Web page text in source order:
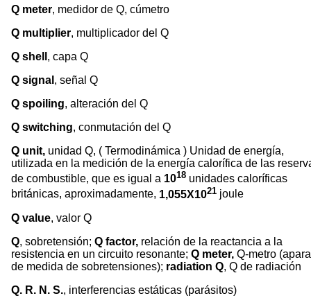
Q meter, medidor de Q, cúmetro
Q multiplier, multiplicador del Q
Q shell , capa Q
Q signal , señal Q
Q spoiling, alteración del Q
Q switching, conmutación del Q
Q unit, unidad Q, ( Termodinámica ) Unidad de energía,
utilizada en la medición de la energía calorífica de las
de combustible, que es igual a 1018 unidades caloríficas
británicas, aproximadamente, 1,055X1021 joule
Q value, valor Q
Q, sobretensión; Q factor, relación de la reactancia a la
resistencia en un circuito resonante; Q meter, Q-metro
de medida de sobretensiones); radiation Q, Q de radiación
Q. R. N. S., interferencias estáticas (parásitos)